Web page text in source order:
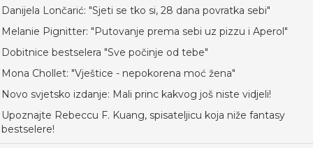
Danijela Lončarić: "Sjeti se tko si, 28 dana povratka sebi"
Melanie Pignitter: "Putovanje prema sebi uz pizzu i Aperol"
Dobitnice bestselera "Sve počinje od tebe"
Mona Chollet: "Vještice - nepokorena moć žena"
Novo svjetsko izdanje: Mali princ kakvog još niste vidjeli!
Upoznajte Rebeccu F. Kuang, spisateljicu koja niže fantasy
bestselere!